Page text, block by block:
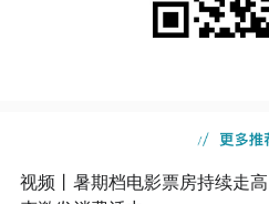
视频丨暑期档电影票房持续走高